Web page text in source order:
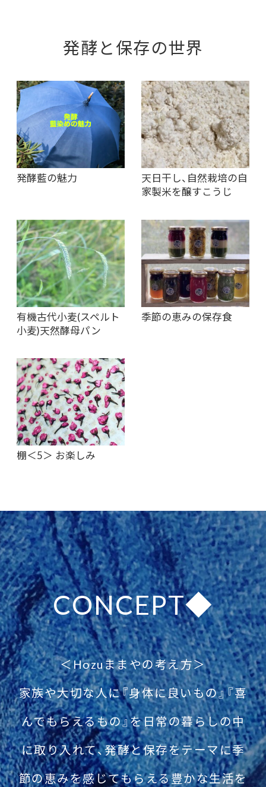
発酵と保存の世界
発酵藍の魅力
天日干し、自然栽培の自
家製米を醸すこうじ
有機古代小麦(スペルト
小麦)天然酵母パン
季節の恵みの保存食
棚＜5＞ お楽しみ
CONCEPT◆
＜Hozuままやの考え方＞
家族や大切な人に『身体に良いもの』『喜
んでもらえるもの』を日常の暮らしの中
に取り入れて、発酵と保存をテーマに季
節の恵みを感じてもらえる豊かな生活を